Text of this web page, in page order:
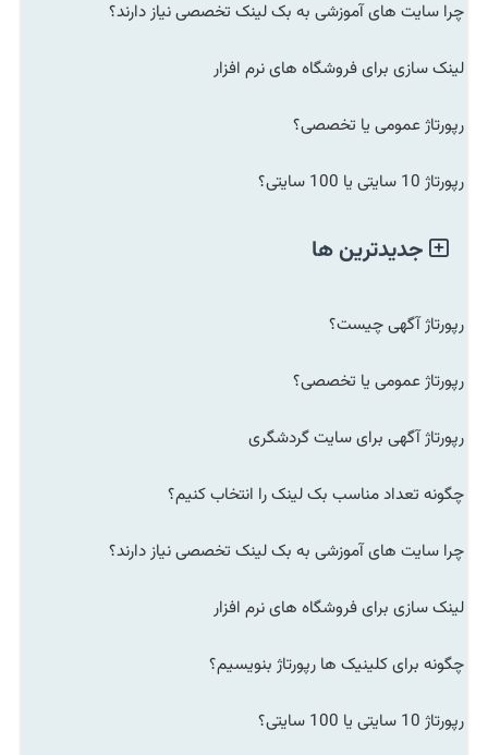
چرا سایت های آموزشی به بک لینک تخصصی نیاز دارند؟
لینک سازی برای فروشگاه های نرم افزار
رپورتاژ عمومی یا تخصصی؟
رپورتاژ 10 سایتی یا 100 سایتی؟
جدیدترین ها
رپورتاژ آگهی چیست؟
رپورتاژ عمومی یا تخصصی؟
رپورتاژ آگهی برای سایت گردشگری
چگونه تعداد مناسب بک لینک را انتخاب کنیم؟
چرا سایت های آموزشی به بک لینک تخصصی نیاز دارند؟
لینک سازی برای فروشگاه های نرم افزار
چگونه برای کلینیک ها رپورتاژ بنویسیم؟
رپورتاژ 10 سایتی یا 100 سایتی؟